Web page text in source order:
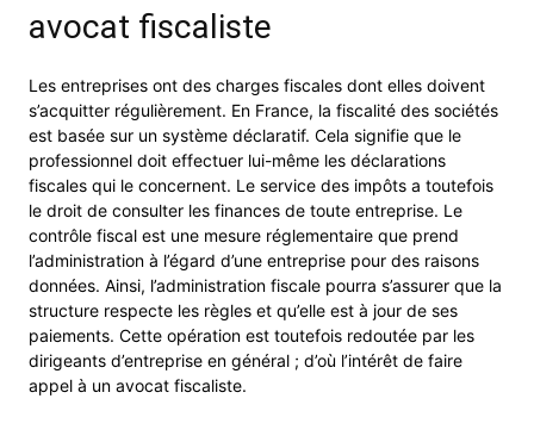
avocat fiscaliste
Les entreprises ont des charges fiscales dont elles doivent
s’acquitter régulièrement. En France, la fiscalité des sociétés
est basée sur un système déclaratif. Cela signifie que le
professionnel doit effectuer lui-même les déclarations
fiscales qui le concernent. Le service des impôts a toutefois
le droit de consulter les finances de toute entreprise. Le
contrôle fiscal est une mesure réglementaire que prend
l’administration à l’égard d’une entreprise pour des raisons
données. Ainsi, l’administration fiscale pourra s’assurer que la
structure respecte les règles et qu’elle est à jour de ses
paiements. Cette opération est toutefois redoutée par les
dirigeants d’entreprise en général ; d’où l’intérêt de faire
appel à un avocat fiscaliste.